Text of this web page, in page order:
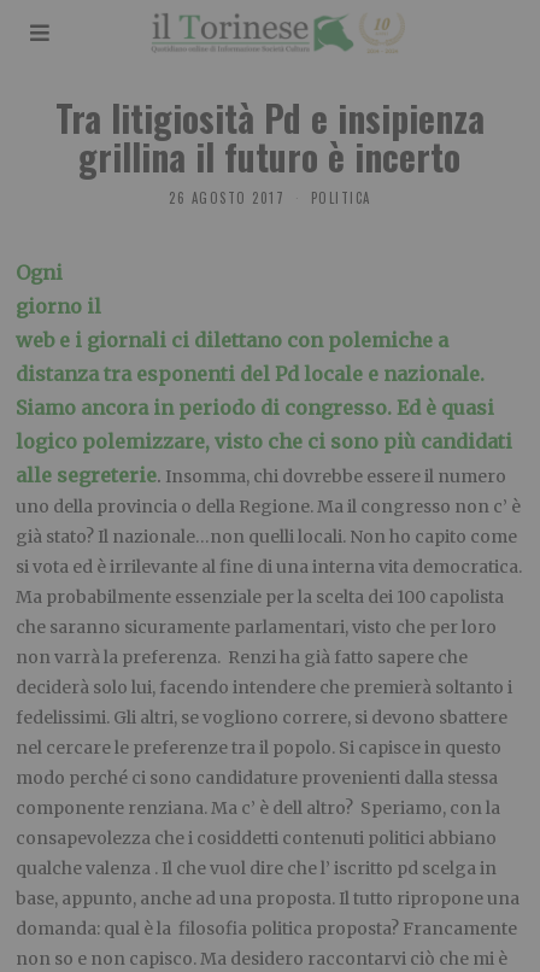
Tra litigiosità Pd e insipienza
grillina il futuro è incerto
26 AGOSTO 2017 POLITICA
Ogni
giorno il
web e i giornali ci dilettano con polemiche a
distanza tra esponenti del Pd locale e nazionale.
Siamo ancora in periodo di congresso. Ed è quasi
logico polemizzare, visto che ci sono più candidati
alle segreterie. Insomma, chi dovrebbe essere il numero
uno della provincia o della Regione. Ma il congresso non c’ è
già stato? Il nazionale…non quelli locali. Non ho capito come
si vota ed è irrilevante al fine di una interna vita democratica.
Ma probabilmente essenziale per la scelta dei 100 capolista
che saranno sicuramente parlamentari, visto che per loro
non varrà la preferenza. Renzi ha già fatto sapere che
deciderà solo lui, facendo intendere che premierà soltanto i
fedelissimi. Gli altri, se vogliono correre, si devono sbattere
nel cercare le preferenze tra il popolo. Si capisce in questo
modo perché ci sono candidature provenienti dalla stessa
componente renziana. Ma c’ è dell altro? Speriamo, con la
consapevolezza che i cosiddetti contenuti politici abbiano
qualche valenza . Il che vuol dire che l’ iscritto pd scelga in
base, appunto, anche ad una proposta. Il tutto ripropone una
domanda: qual è la filosofia politica proposta? Francamente
non so e non capisco. Ma desidero raccontarvi ciò che mi è